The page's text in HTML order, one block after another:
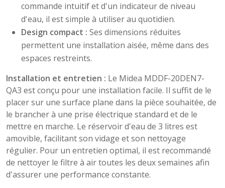
commande intuitif et d'un indicateur de niveau
d'eau, il est simple à utiliser au quotidien.
Design compact : Ses dimensions réduites
permettent une installation aisée, même dans des
espaces restreints.
Installation et entretien : Le Midea MDDF-20DEN7-
QA3 est conçu pour une installation facile. Il suffit de le
placer sur une surface plane dans la pièce souhaitée, de
le brancher à une prise électrique standard et de le
mettre en marche. Le réservoir d'eau de 3 litres est
amovible, facilitant son vidage et son nettoyage
régulier. Pour un entretien optimal, il est recommandé
de nettoyer le filtre à air toutes les deux semaines afin
d'assurer une performance constante.